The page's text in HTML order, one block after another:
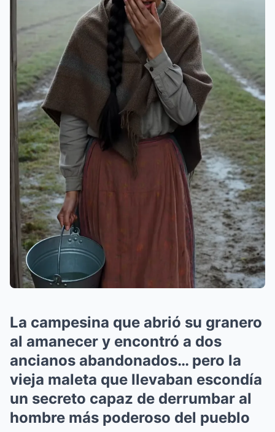
La campesina que abrió su granero
al amanecer y encontró a dos
ancianos abandonados… pero la
vieja maleta que llevaban escondía
un secreto capaz de derrumbar al
hombre más poderoso del pueblo